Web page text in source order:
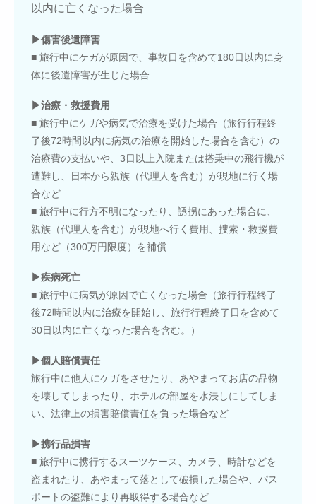
以内に亡くなった場合
▶傷害後遺障害
■ 旅行中にケガが原因で、事故日を含めて180日以内に身
体に後遺障害が生じた場合
▶治療・救援費用
■ 旅行中にケガや病気で治療を受けた場合（旅行行程終
了後72時間以内に病気の治療を開始した場合を含む）の
治療費の支払いや、3日以上入院または搭乗中の飛行機が
遭難し、日本から親族（代理人を含む）が現地に行く場
合など
■ 旅行中に行方不明になったり、誘拐にあった場合に、
親族（代理人を含む）が現地へ行く費用、捜索・救援費
用など（300万円限度）を補償
▶疾病死亡
■ 旅行中に病気が原因で亡くなった場合（旅行行程終了
後72時間以内に治療を開始し、旅行行程終了日を含めて
30日以内に亡くなった場合を含む。）
▶個人賠償責任
旅行中に他人にケガをさせたり、あやまってお店の品物
を壊してしまったり、ホテルの部屋を水浸しにしてしま
い、法律上の損害賠償責任を負った場合など
▶携行品損害
■ 旅行中に携行するスーツケース、カメラ、時計などを
盗まれたり、あやまって落として破損した場合や、パス
ポートの盗難により再取得する場合など